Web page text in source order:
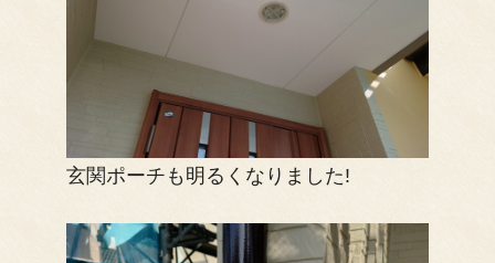
玄関ポーチも明るくなりました!